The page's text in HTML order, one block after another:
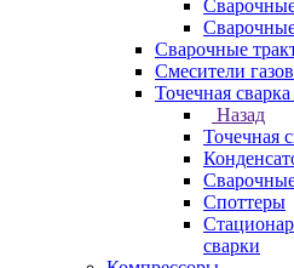
Сварочные
Смесители газов
Точечная
Назад
Точечная
Споттеры
сварки